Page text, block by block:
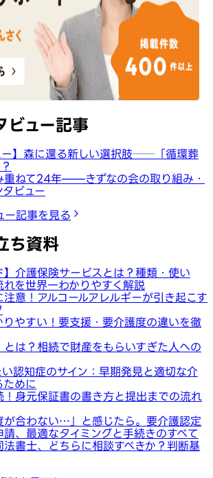
ビュー記事
ー】森に還る新しい選択肢──「循環葬
重ねて24年——きずなの会の取り組み・
ビュー
ー記事を見る
ち資料
】介護保険サービスとは？種類・使い
れを世界一わかりやすく解説
意！アルコールアレルギーが引き起こす
りやすい！要支援・要介護度の違いを徹
とは？相続で財産をもらいすぎた人への
い認知症のサイン：早期発見と適切な介
ために
！身元保証書の書き方と提出までの流れ
が合わない…」と感じたら。要介護認定
請、最適なタイミングと手続きのすべて
法書士、どちらに相談すべきか？判断基